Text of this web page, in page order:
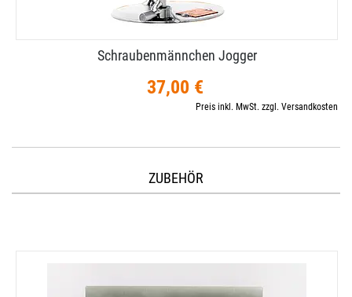
Schraubenmännchen Jogger
37,00 €
Preis inkl. MwSt. zzgl. Versandkosten
ZUBEHÖR